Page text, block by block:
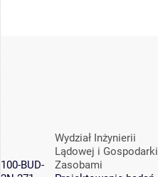
100-BUD-
Wydział Inżynierii
Lądowej i Gospodarki
Zasobami